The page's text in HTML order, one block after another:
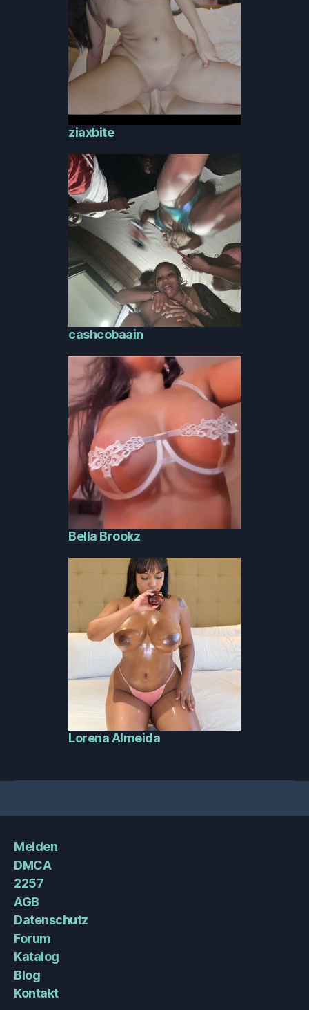
ziaxbite
cashcobaain
Bella Brookz
Lorena Almeida
Melden
DMCA
2257
AGB
Datenschutz
Forum
Katalog
Blog
Kontakt